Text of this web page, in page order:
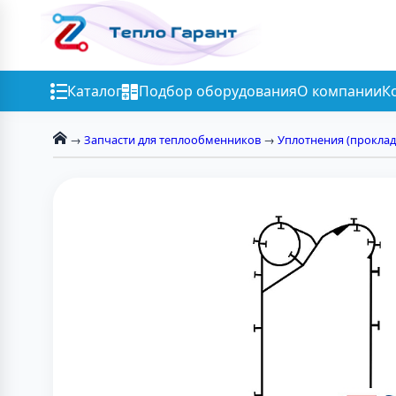
Каталог Подбор оборудованияО компании
→ Запчасти для теплообменников → Уплотнения